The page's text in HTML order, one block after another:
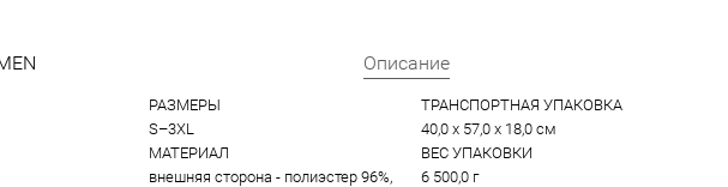
Описание
РАЗМЕРЫ
S–3XL
МАТЕРИАЛ
внешняя сторона - полиэстер 96%,
ТРАНСПОРТНАЯ УПАКОВКА
40,0 x 57,0 x 18,0 см
ВЕС УПАКОВКИ
6 500,0 г